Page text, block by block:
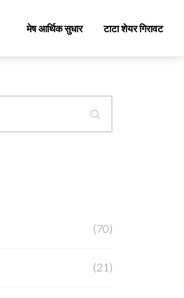
मेष आर्थिक सुधार टाटा शेयर गिरावट
(70)
(21)